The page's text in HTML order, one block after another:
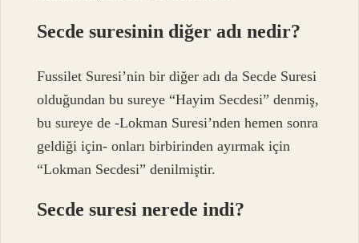
Secde suresinin diğer adı nedir?
Fussilet Suresi’nin bir diğer adı da Secde Suresi
olduğundan bu sureye “Hayim Secdesi” denmiş,
bu sureye de -Lokman Suresi’nden hemen sonra
geldiği için- onları birbirinden ayırmak için
“Lokman Secdesi” denilmiştir.
Secde suresi nerede indi?